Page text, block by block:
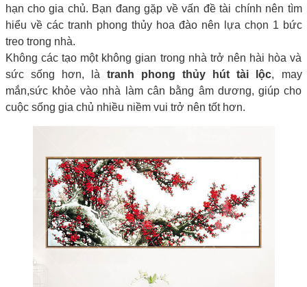
hạn cho gia chủ. Bạn đang gặp về vấn đề tài chính nên tìm
hiểu về các tranh phong thủy hoa đào nên lựa chọn 1 bức
treo trong nhà.
Không các tạo một không gian trong nhà trở nên hài hòa và
sức sống hơn, là tranh phong thủy hút tài lộc, may
mắn,sức khỏe vào nhà làm cân bằng âm dương, giúp cho
cuộc sống gia chủ nhiều niềm vui trở nên tốt hơn.